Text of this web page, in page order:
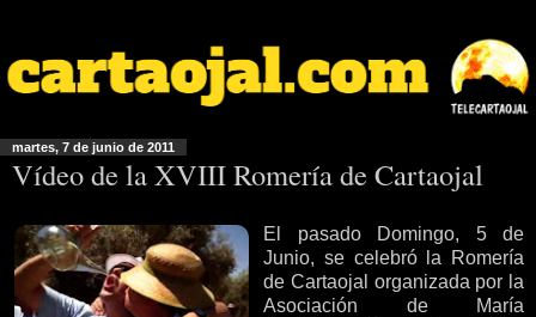
martes, 7 de junio de 2011
Vídeo de la XVIII Romería de Cartaojal
El pasado Domingo, 5 de
Junio, se celebró la Romería
de Cartaojal organizada por la
Asociación de María